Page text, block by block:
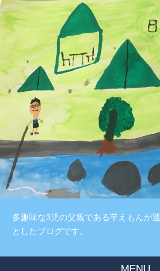
多趣味な3児の父親である芋えもんが
としたブログです。